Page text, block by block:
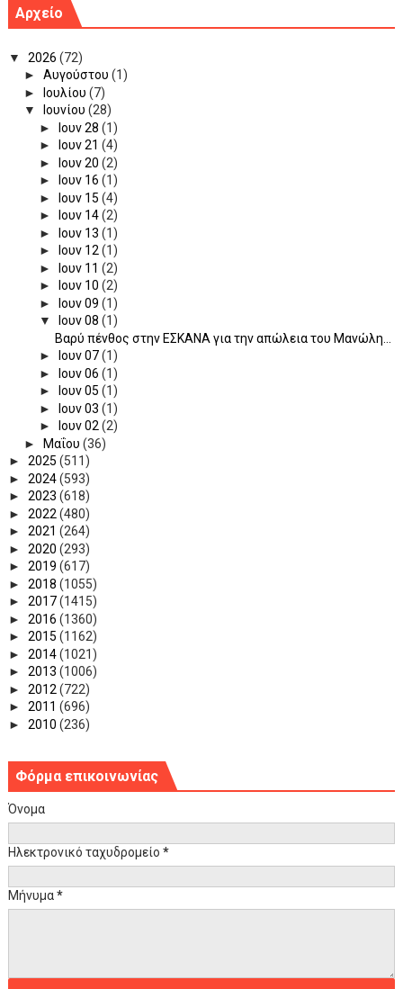
Αρχείο
▼ 2026 (72)
► Αυγούστου (1)
►
Ιουλίου (7)
▼
Ιουνίου (28)
►
Ιουν 28 (1)
►
Ιουν 21 (4)
►
Ιουν 20 (2)
►
Ιουν 16 (1)
►
Ιουν 15 (4)
►
Ιουν 14(2)
►
Ιουν 13 (1)
►
Ιουν 12(1)
►
Ιουν 11 (2)
►
Ιουν 10 (2)
►
Ιουν 09 (1)
▼
Ιουν 08 (1)
Βαρύ πένθος στην ΕΣΚΑΝΑ για την απώλεια του Μανώλη...
►
Ιουν 07(1)
►
Ιουν 06 (1)
►
Ιουν 05 (1)
►
Ιουν 03 (1)
►
Ιουν 02(2)
►
Μαΐου (36)
► 2025 (511)
► 2024(593)
► 2023 (618)
► 2022 (480)
► 2021 (264)
► 2020 (293)
► 2019 (617)
► 2018 (1055)
► 2017(1415)
► 2016 (1360)
► 2015 (1162)
► 2014(1021)
► 2013 (1006)
► 2012 (722)
► 2011 (696)
► 2010 (236)
Φόρμα επικοινωνίας
Όνομα
Ηλεκτρονικό ταχυδρομείο *
Μήνυμα*